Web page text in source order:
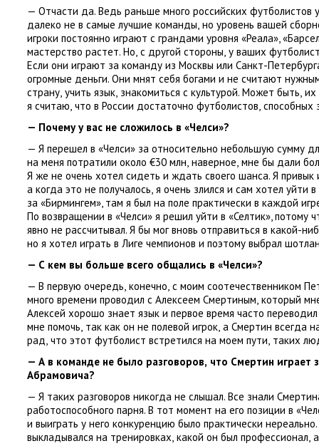
— Отчасти да. Ведь раньше много российских футболистов
далеко не в самые лучшие команды, но уровень вашей
игроки постоянно играют с грандами уровня «Реала»,
мастерство растет. Но, с другой стороны, у ваших
Если они играют за команду из Москвы или Санкт-
огромные деньги. Они мнят себя богами и не считают
страну, учить язык, знакомиться с культурой. Может быть, их
я считаю, что в России достаточно футболистов, способных
— Почему у вас не сложилось в «Челси»?
— Я перешел в «Челси» за относительно небольшую сумму
на меня потратили около €30 млн, наверное, мне бы дали
Я же не очень хотел сидеть и ждать своего шанса. Я
а когда это не получалось, я очень злился и сам хотел уйти
за «Бирмингем», там я был на поле практически в каждой
По возвращении в «Челси» я решил уйти в «Селтик»,
явно не рассчитывал. Я бы мог вновь отправиться в какой-
но я хотел играть в Лиге чемпионов и поэтому выбрал
— С кем вы больше всего общались в «Челси»?
— В первую очередь, конечно, с моим соотечественником
много времени проводил с Алексеем Смертиным, который
Алексей хорошо знает язык и первое время часто
мне помочь, так как он не полевой игрок, а Смертин всегда
рад, что этот футболист встретился на моем пути, таких
— А в команде не было разговоров, что Смертин играет
Абрамовича?
— Я таких разговоров никогда не слышал. Все знали
работоспособного парня. В тот момент на его позиции в
и выиграть у него конкуренцию было практически
выкладывался на тренировках, какой он был профессионал,